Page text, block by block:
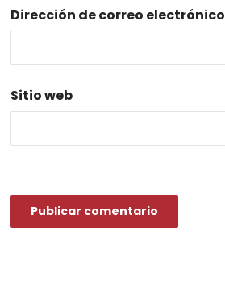
Dirección de correo electrónico
Sitio web